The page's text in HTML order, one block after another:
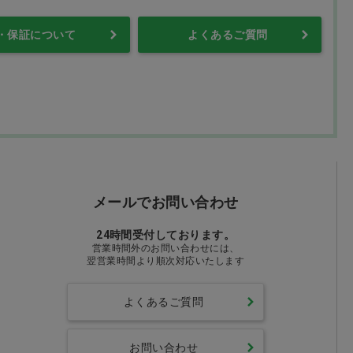
保証について よくあるご質問
メールでお問い合わせ
24時間受付しております。
営業時間外のお問い合わせには、
翌営業時間より順次対応いたします
よくあるご質問
お問い合わせ